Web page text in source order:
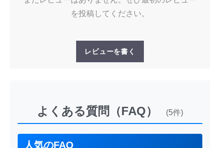
を投稿してください。
レビューを書く
よくある質問（FAQ） (5件)
人気のFAQ